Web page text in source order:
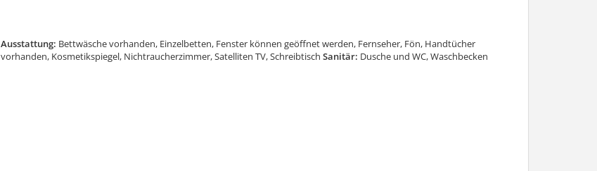
Ausstattung: Bettwäsche vorhanden, Einzelbetten, Fenster können geöffnet werden, Fernseher, Fön, Handtücher
vorhanden, Kosmetikspiegel, Nichtraucherzimmer, Satelliten TV, Schreibtisch Sanitär: Dusche und WC, Waschbecken